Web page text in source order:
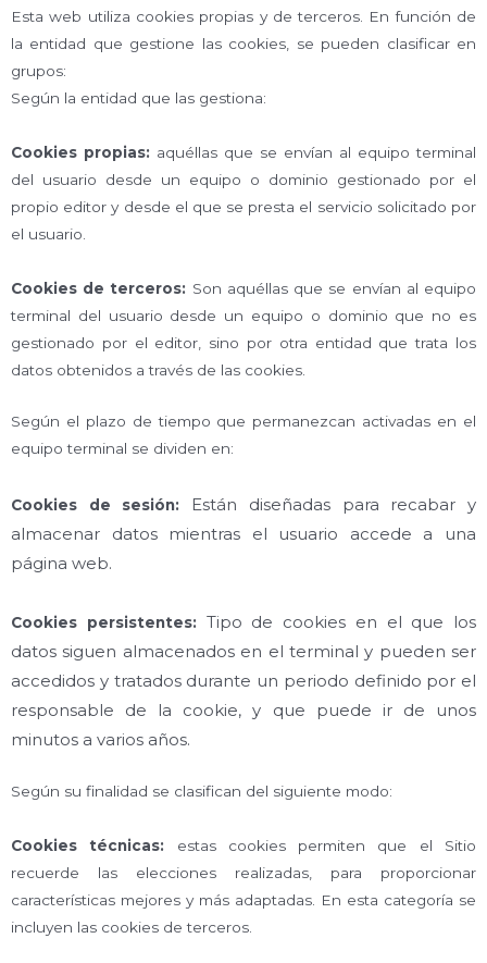
Esta web utiliza cookies propias y de terceros. En función de
la entidad que gestione las cookies, se pueden clasificar en
grupos:
Según la entidad que las gestiona:
Cookies propias: aquéllas que se envían al equipo terminal
del usuario desde un equipo o dominio gestionado por el
propio editor y desde el que se presta el servicio solicitado por
el usuario.
Cookies de terceros: Son aquéllas que se envían al equipo
terminal del usuario desde un equipo o dominio que no es
gestionado por el editor, sino por otra entidad que trata los
datos obtenidos a través de las cookies.
Según el plazo de tiempo que permanezcan activadas en el
equipo terminal se dividen en:
Cookies de sesión:
Están diseñadas para recabar y
almacenar datos mientras el usuario accede a una
página web.
Cookies persistentes: Tipo de cookies en el que los
datos siguen almacenados en el terminal y pueden ser
accedidos y tratados durante un periodo definido por el
responsable de la cookie, y que puede ir de unos
minutos a varios años.
Según su finalidad se clasifican del siguiente modo:
Cookies técnicas: estas cookies permiten que el Sitio
recuerde las elecciones realizadas, para proporcionar
características mejores y más adaptadas. En esta categoría se
incluyen las cookies de terceros.